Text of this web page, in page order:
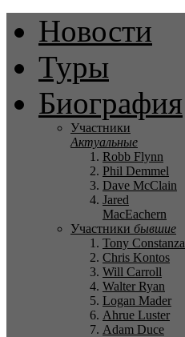
Новости
Туры
Биография
Участники
Актуальные
Robb Flynn
Phil Demmel
Dave McClain
Jared
MacEachern
Участники бывшие
Tony Constanza
Chris Kontos
Will Carroll
Walter Ryan
Logan Mader
Ahrue Luster
Adam Duce